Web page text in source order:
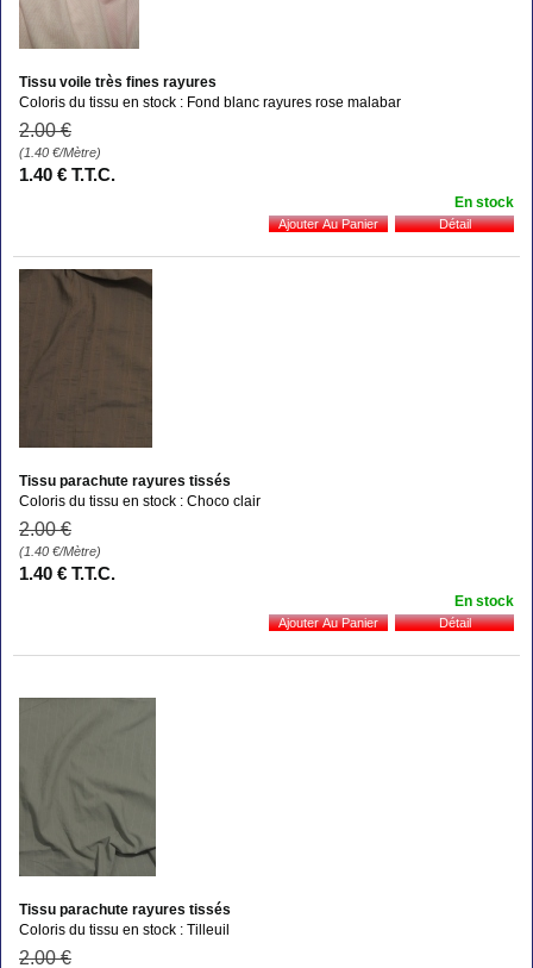
Tissu voile très fines rayures
Coloris du tissu en stock : Fond blanc rayures rose malabar
2.00 €
(1.40 €/Mètre)
1.40 € T.T.C.
En stock
Tissu parachute rayures tissés
Coloris du tissu en stock : Choco clair
2.00 €
(1.40 €/Mètre)
1.40 € T.T.C.
En stock
Tissu parachute rayures tissés
Coloris du tissu en stock : Tilleuil
2.00 €